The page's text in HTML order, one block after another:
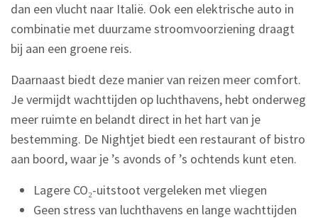
dan een vlucht naar Italië. Ook een elektrische auto in
combinatie met duurzame stroomvoorziening draagt
bij aan een groene reis.
Daarnaast biedt deze manier van reizen meer comfort.
Je vermijdt wachttijden op luchthavens, hebt onderweg
meer ruimte en belandt direct in het hart van je
bestemming. De Nightjet biedt een restaurant of bistro
aan boord, waar je ’s avonds of ’s ochtends kunt eten.
Lagere CO₂-uitstoot vergeleken met vliegen
Geen stress van luchthavens en lange wachttijden